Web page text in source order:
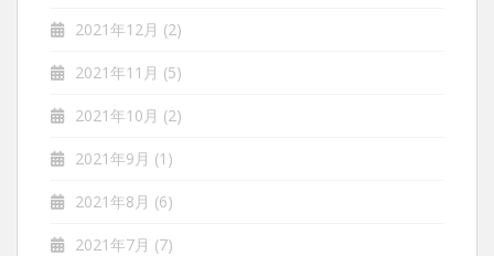
2021年12月 (2)
2021年11月 (5)
2021年10月 (2)
2021年9月 (1)
2021年8月 (6)
2021年7月 (7)